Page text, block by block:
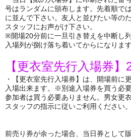
号はランダムに頒布します。先着順で
に並んで下さい。友人と並びたい等の
スタッフにお声がけ下さい。
※開場20分前に一旦引き替えを中断し
入場列が捌け落ち着いてからになります
【更衣室先行入場券】
・【更衣室先行入場券】は、開場前に
入場出来ます。※別途入場券を買う必
参加者は買う必要ありません。男女更
スタッフの指示に従いご利用ください。
前売り券が余った場合、当日券として